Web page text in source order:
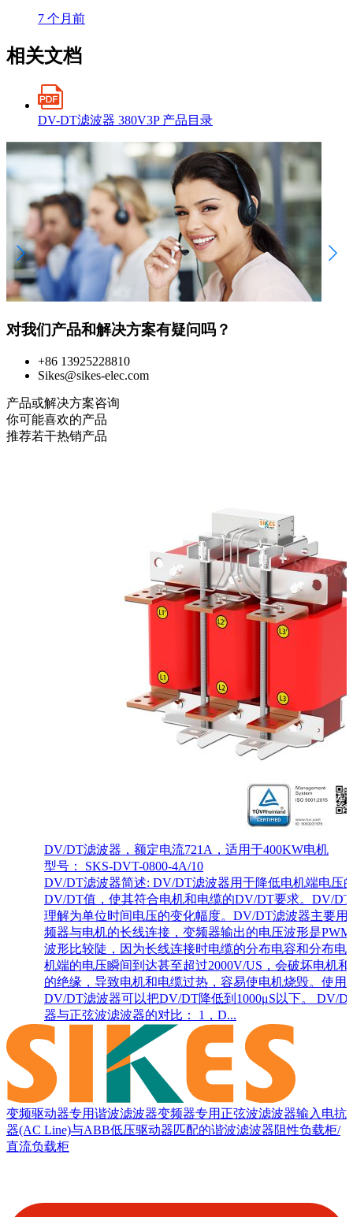
7 个月前
相关文档
DV-DT滤波器 380V3P 产品目录
对我们产品和解决方案有疑问吗？
+86 13925228810
Sikes@sikes-elec.com
产品或解决方案咨询
你可能喜欢的产品
推荐若干热销产品
DV/DT滤波器，额定电流721A，适用于400KW电机
型号： SKS-DVT-0800-4A/10
DV/DT滤波器简述: DV/DT滤波器用于降低电机端电压
DV/DT值，使其符合电机和电缆的DV/DT要求。DV/
理解为单位时间电压的变化幅度。DV/DT滤波器主要用
频器与电机的长线连接，变频器输出的电压波形是
波形比较陡，因为长线连接时电缆的分布电容和分布电
机端的电压瞬间到达甚至超过2000V/US，会破坏电机
的绝缘，导致电机和电缆过热，容易使电机烧毁。使用
DV/DT滤波器可以把DV/DT降低到1000μS以下。 DV/
器与正弦波滤波器的对比： 1，D...
变频驱动器专用谐波滤波器变频器专用正弦波滤波器输入电抗
器(AC Line)与ABB低压驱动器匹配的谐波滤波器阻性负载柜/
直流负载柜